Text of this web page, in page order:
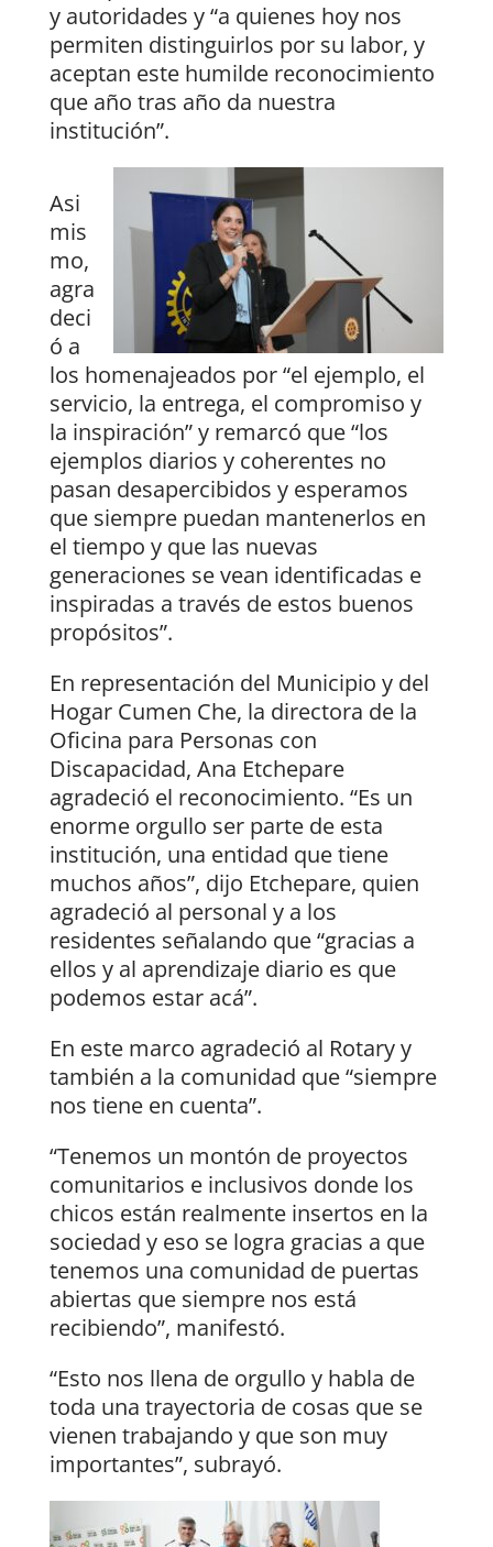
y autoridades y “a quienes hoy nos
permiten distinguirlos por su labor, y
aceptan este humilde reconocimiento
que año tras año da nuestra
institución”.
Asi
mis
mo,
agra
deci
ó a
los homenajeados por “el ejemplo, el
servicio, la entrega, el compromiso y
la inspiración” y remarcó que “los
ejemplos diarios y coherentes no
pasan desapercibidos y esperamos
que siempre puedan mantenerlos en
el tiempo y que las nuevas
generaciones se vean identificadas e
inspiradas a través de estos buenos
propósitos”.
En representación del Municipio y del
Hogar Cumen Che, la directora de la
Oficina para Personas con
Discapacidad, Ana Etchepare
agradeció el reconocimiento. “Es un
enorme orgullo ser parte de esta
institución, una entidad que tiene
muchos años”, dijo Etchepare, quien
agradeció al personal y a los
residentes señalando que “gracias a
ellos y al aprendizaje diario es que
podemos estar acá”.
En este marco agradeció al Rotary y
también a la comunidad que “siempre
nos tiene en cuenta”.
“Tenemos un montón de proyectos
comunitarios e inclusivos donde los
chicos están realmente insertos en la
sociedad y eso se logra gracias a que
tenemos una comunidad de puertas
abiertas que siempre nos está
recibiendo”, manifestó.
“Esto nos llena de orgullo y habla de
toda una trayectoria de cosas que se
vienen trabajando y que son muy
importantes”, subrayó.